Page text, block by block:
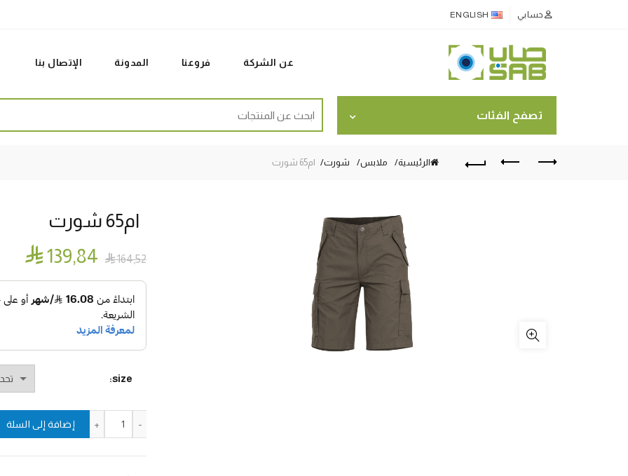
حسابي ENGLISH
عن الشركة فروعنا المدونة الإتصال بنا
تصفح الفئات
for:
الرئيسية ملابس شورت ام65 شورت
ام65 شورت
 164٫52  139٫84
size
إضافة إلى السلة